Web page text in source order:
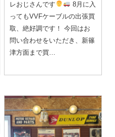
レおじさんです
8月に入
ってもVVFケーブルの出張買
取、絶好調です！ 今回はお
問い合わせをいただき、新篠
津方面まで買…